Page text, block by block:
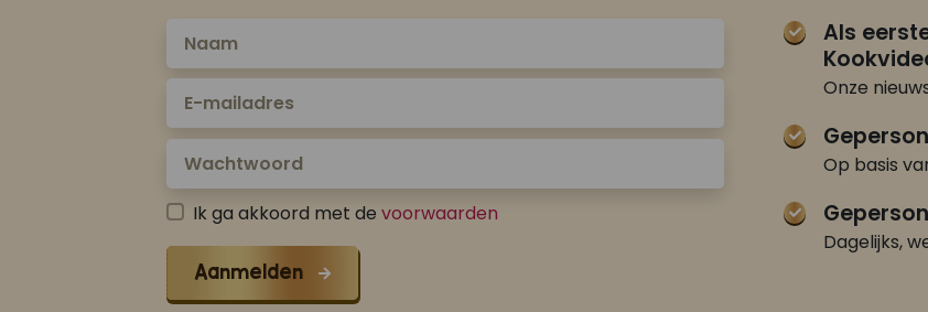
Ik ga akkoord met de voorwaarden
Aanmelden
Als
Onze
Op basis
Dagelijks,